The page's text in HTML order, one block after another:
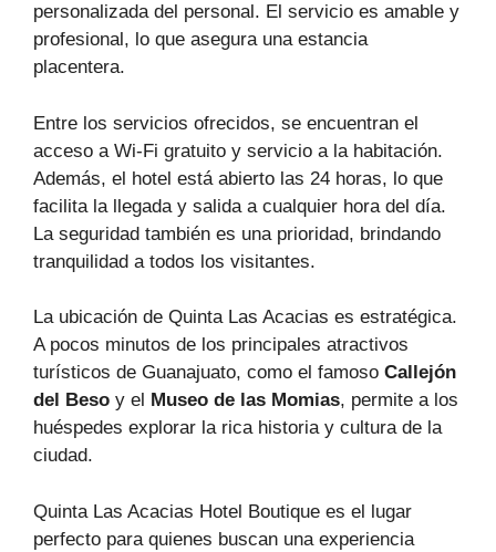
personalizada del personal. El servicio es amable y
profesional, lo que asegura una estancia
placentera.
Entre los servicios ofrecidos, se encuentran el
acceso a Wi-Fi gratuito y servicio a la habitación.
Además, el hotel está abierto las 24 horas, lo que
facilita la llegada y salida a cualquier hora del día.
La seguridad también es una prioridad, brindando
tranquilidad a todos los visitantes.
La ubicación de Quinta Las Acacias es estratégica.
A pocos minutos de los principales atractivos
turísticos de Guanajuato, como el famoso Callejón
del Beso y el Museo de las Momias, permite a los
huéspedes explorar la rica historia y cultura de la
ciudad.
Quinta Las Acacias Hotel Boutique es el lugar
perfecto para quienes buscan una experiencia